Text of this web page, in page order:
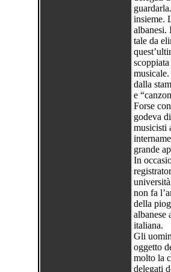
insieme.
albanesi.
tale da
dalla
e
Forse
godeva
musicisti
grande
In
non fa
della
albanese
italiana.
Gli
oggetto
molto la
delegati